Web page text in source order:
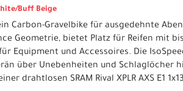
Buff Beige
Carbon-Gravelbike für ausgedehnte
Geometrie, bietet Platz für Reifen mit
Equipment und Accessoires. Die
über Unebenheiten und Schlaglöcher
drahtlosen SRAM Rival XPLR AXS E1